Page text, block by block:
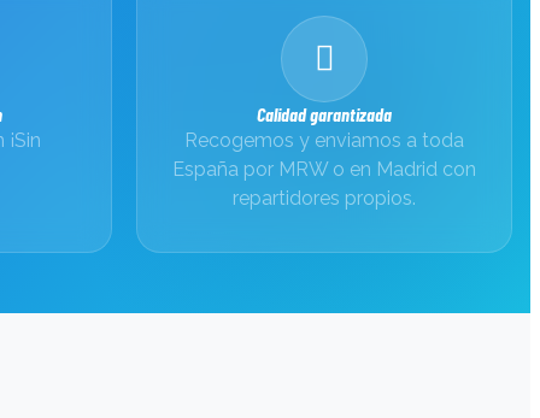
Calidad garantizada
Recogemos y enviamos a toda
España por MRW o en Madrid con
repartidores propios.